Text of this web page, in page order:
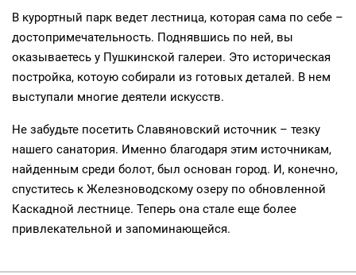
В курортный парк ведет лестница, которая сама по себе –
достопримечательность. Поднявшись по ней, вы
оказываетесь у Пушкинской галереи. Это историческая
постройка, котоую собирали из готовых деталей. В нем
выступали многие деятели искусств.
Не забудьте посетить Славяновский источник – тезку
нашего санатория. Именно благодаря этим источникам,
найденным среди болот, был основан город. И, конечно,
спуститесь к Железноводскому озеру по обновленной
Каскадной лестнице. Теперь она стале еще более
привлекательной и запоминающейся.